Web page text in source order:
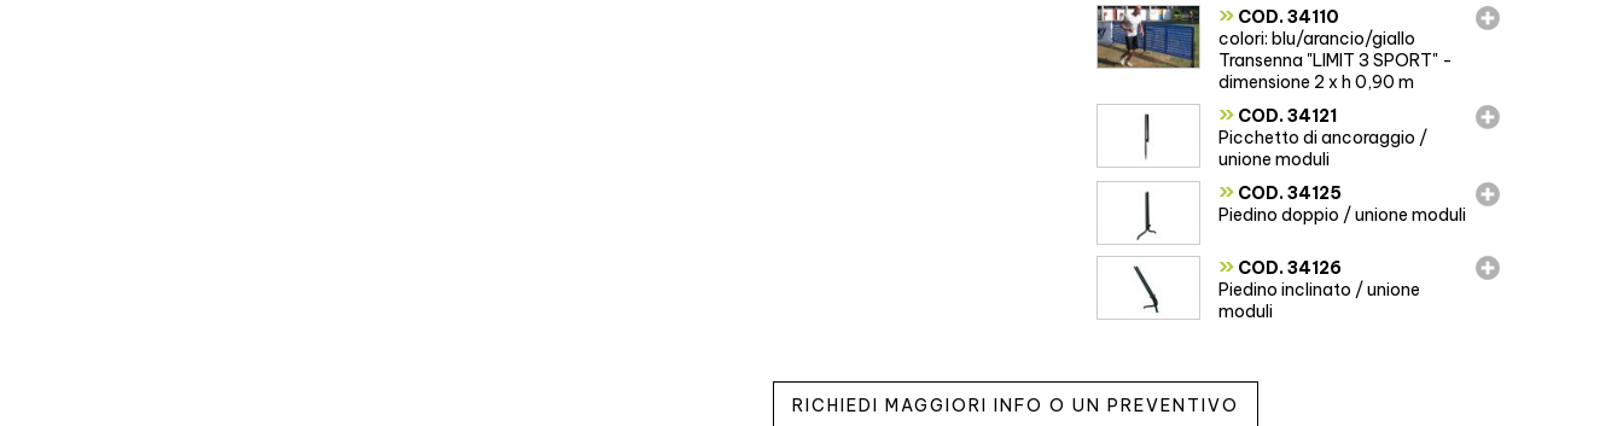
» COD. 34110
colori: blu/arancio/giallo
Transenna "LIMIT 3 SPORT" -
dimensione 2 x h 0,90 m
» COD. 34121
Picchetto di ancoraggio /
unione moduli
» COD. 34125
Piedino doppio / unione moduli
» COD. 34126
Piedino inclinato / unione
moduli
RICHIEDI MAGGIORI INFO O UN PREVENTIVO